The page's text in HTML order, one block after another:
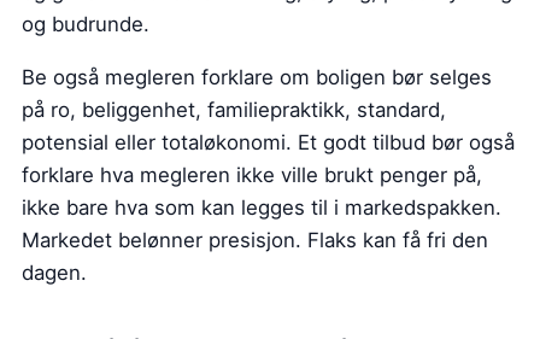
og budrunde.
Be også megleren forklare om boligen bør selges
på ro, beliggenhet, familiepraktikk, standard,
potensial eller totaløkonomi. Et godt tilbud bør også
forklare hva megleren ikke ville brukt penger på,
ikke bare hva som kan legges til i markedspakken.
Markedet belønner presisjon. Flaks kan få fri den
dagen.